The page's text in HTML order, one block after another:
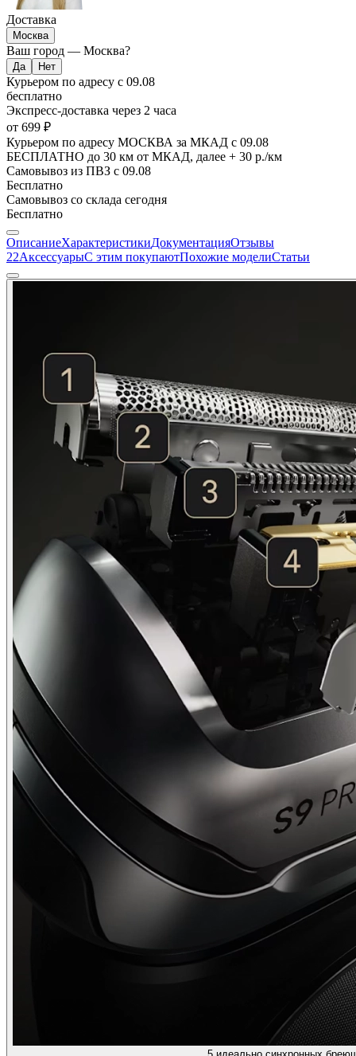
Доставка
Москва
Ваш город — Москва?
Курьером по адресу с 09.08
бесплатно
Экспресс-доставка через 2 часа
от 699 ₽
Курьером по адресу МОСКВА за МКАД с 09.08
БЕСПЛАТНО до 30 км от МКАД, далее + 30 р./км
Самовывоз из ПВЗ с 09.08
Бесплатно
Самовывоз со склада сегодня
Бесплатно
ОписаниеХарактеристикиДокументацияОтзывы
22АксессуарыС этим покупаютПохожие моделиСтатьи